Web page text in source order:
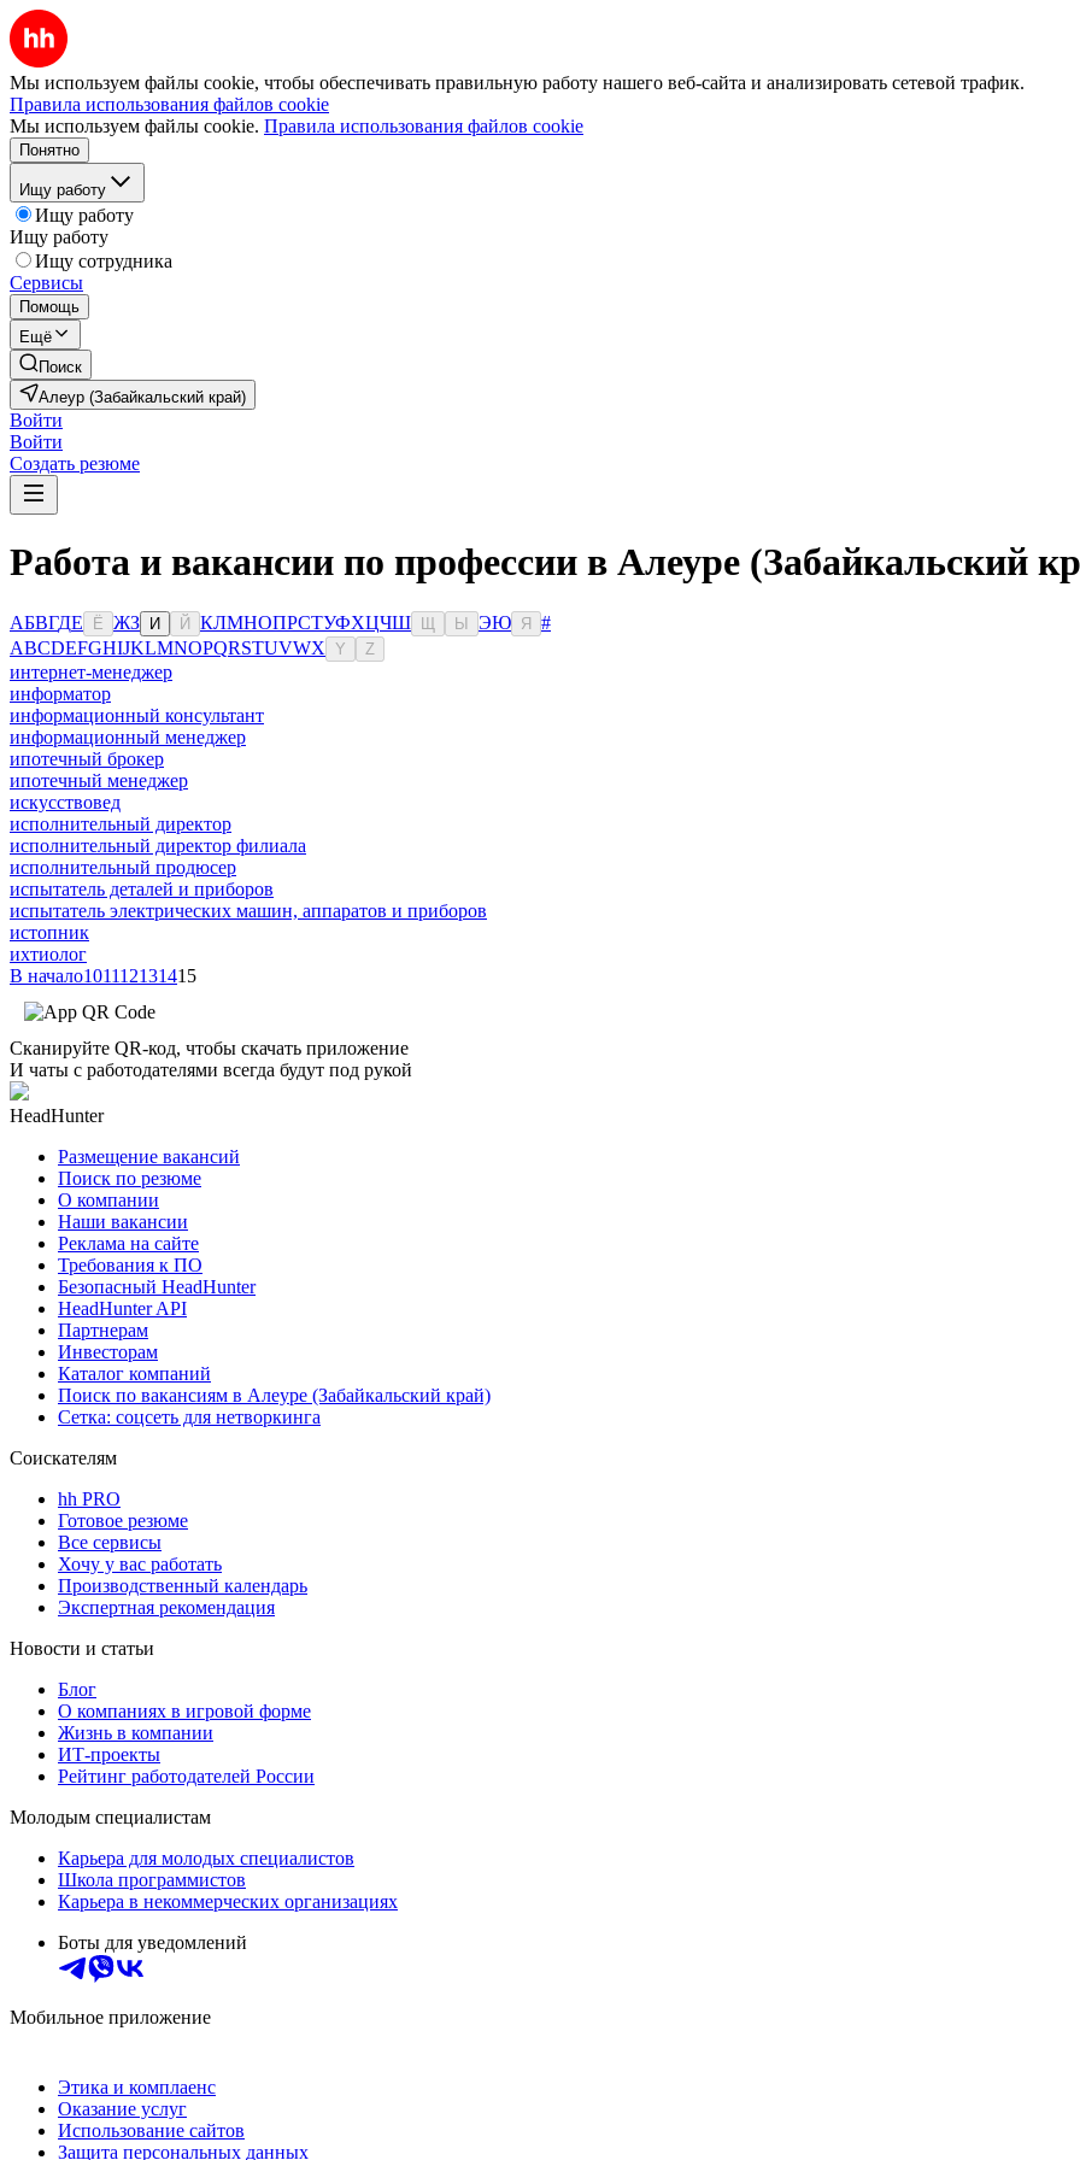
Мы используем файлы cookie, чтобы обеспечивать правильную работу нашего веб-сайта и анализировать сетевой трафик.
Правила использования файлов cookie
Мы используем файлы cookie. Правила использования файлов cookie
Понятно
Ищу работу
Ищу работу
Ищу работу
Ищу сотрудника
Сервисы
Помощь
Ещё
Поиск
Алеур (Забайкальский край)
Войти
Войти
Создать резюме
Работа и вакансии по профессии в Алеуре (Забайкальский
АБВГДЕ Ё ЖЗ И Й КЛМНОПРСТУФХЦЧШ Ы ЭЮ Я
#
ABCDEFGHIJKLMNOPQRSTUVWX Y Z
интернет-менеджер
информатор
информационный консультант
информационный менеджер
ипотечный брокер
ипотечный менеджер
искусствовед
исполнительный директор
исполнительный директор филиала
исполнительный продюсер
испытатель деталей и приборов
испытатель электрических машин, аппаратов и приборов
истопник
ихтиолог
В начало101112131415
Сканируйте QR-код, чтобы скачать приложение
И чаты с работодателями всегда будут под рукой
HeadHunter
Размещение вакансий
Поиск по резюме
О компании
Наши вакансии
Реклама на сайте
Требования к ПО
Безопасный HeadHunter
HeadHunter API
Партнерам
Инвесторам
Каталог компаний
Поиск по вакансиям в Алеуре (Забайкальский край)
Сетка: соцсеть для нетворкинга
Соискателям
hh PRO
Готовое резюме
Все сервисы
Хочу у вас работать
Производственный календарь
Экспертная рекомендация
Новости и статьи
Блог
О компаниях в игровой форме
Жизнь в компании
ИТ-проекты
Рейтинг работодателей России
Молодым специалистам
Карьера для молодых специалистов
Школа программистов
Карьера в некоммерческих организациях
Боты для уведомлений
Мобильное приложение
Этика и комплаенс
Оказание услуг
Использование сайтов
Защита персональных данных